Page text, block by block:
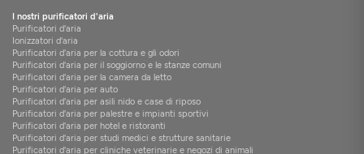
I nostri purificatori d'aria
Purificatori d'aria
Ionizzatori d'aria
Purificatori d'aria per la cottura e gli odori
Purificatori d'aria per il soggiorno e le stanze comuni
Purificatori d'aria per la camera da letto
Purificatori d'aria per auto
Purificatori d'aria per asili nido e case di riposo
Purificatori d'aria per palestre e impianti sportivi
Purificatori d'aria per hotel e ristoranti
Purificatori d'aria per studi medici e strutture sanitarie
Purificatori d'aria per cliniche veterinarie e negozi di animali